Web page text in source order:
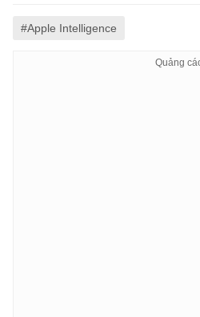
#Apple Intelligence